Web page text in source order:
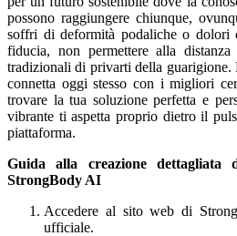
possono raggiungere chiunque,
soffri di deformità podaliche o dolori
fiducia, non permettere alla
tradizionali di privarti della
connetta oggi stesso con i migliori
trovare la tua soluzione perfetta e
vibrante ti aspetta proprio dietro il
piattaforma.
Guida alla creazione
StrongBody AI
Accedere al sito web di
ufficiale.